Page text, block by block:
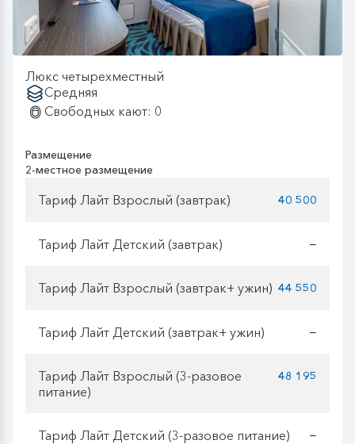
Люкс четырехместный
Средняя
Свободных кают: 0
Размещение
2-местное размещение
Тариф Лайт Взрослый (завтрак) 40 500
Тариф Лайт Детский (завтрак) —
Тариф Лайт Взрослый (завтрак+ ужин) 44 550
Тариф Лайт Детский (завтрак+ ужин) —
Тариф Лайт Взрослый (3-разовое
питание)
48 195
Тариф Лайт Детский (3-разовое питание) —